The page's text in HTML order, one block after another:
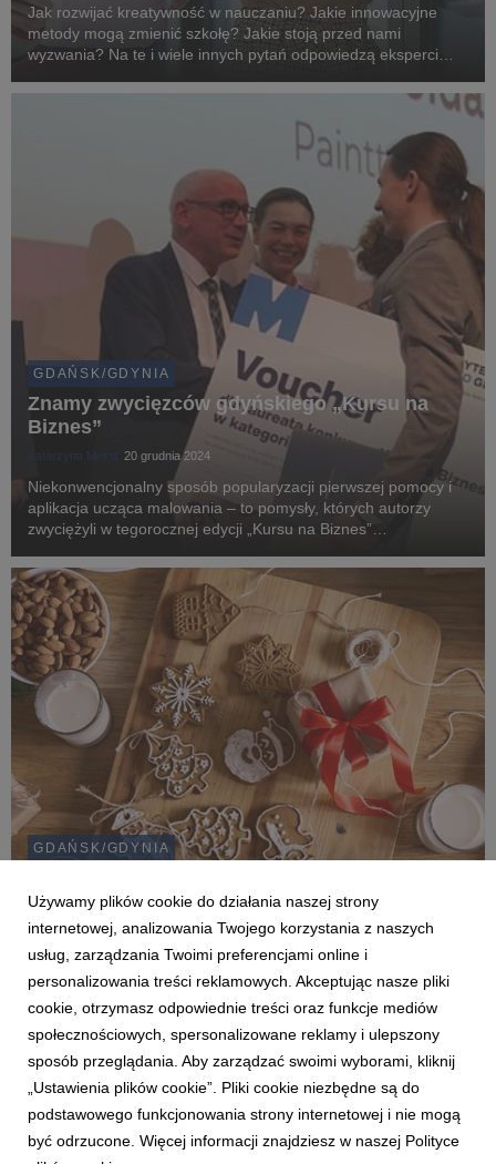
Jak rozwijać kreatywność w nauczaniu? Jakie innowacyjne
metody mogą zmienić szkołę? Jakie stoją przed nami
wyzwania? Na te i wiele innych pytań odpowiedzą eksperci
inspiracje”, która odbędzie się 27 marca 2025 r. na Un...
GDAŃSK/GDYNIA
Znamy zwycięzców gdyńskiego „Kursu na
Biznes”
Katarzyna Mejna 20 grudnia 2024
Niekonwencjonalny sposób popularyzacji pierwszej pomocy i
aplikacja ucząca malowania – to pomysły, których autorzy
zwyciężyli w tegorocznej edycji „Kursu na Biznes”
Merito Gdynia jest partnerem głównym konkursu.
GDAŃSK/GDYNIA
reagować z klasą na niechciane pytania?
Marta Rybacka-Odolińska 18 grudnia 2024
Jakich tematów lepiej unikać przy świątecznym stole? Okazuje
się, że wśród kwestii, które potrafią zaognić każdą dyskusję,
niezmiennie królują polityka, macierzyństwo i ślub u młodych
przetrwać takie wyzwanie?
2 3 4 5 6 7 8
Używamy plików cookie do działania naszej strony
internetowej, analizowania Twojego korzystania z naszych
usług, zarządzania Twoimi preferencjami online i
personalizowania treści reklamowych. Akceptując nasze pliki
cookie, otrzymasz odpowiednie treści oraz funkcje mediów
społecznościowych, spersonalizowane reklamy i ulepszony
sposób przeglądania. Aby zarządzać swoimi wyborami, kliknij
„Ustawienia plików cookie”. Pliki cookie niezbędne są do
podstawowego funkcjonowania strony internetowej i nie mogą
być odrzucone. Więcej informacji znajdziesz w naszej Polityce